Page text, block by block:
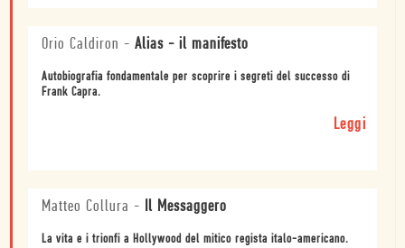
Orio Caldiron - Alias - il manifesto
Autobiografia fondamentale per scoprire i segreti del successo di
Frank Capra.
Leggi
Matteo Collura - Il Messaggero
La vita e i trionfi a Hollywood del mitico regista italo-americano.